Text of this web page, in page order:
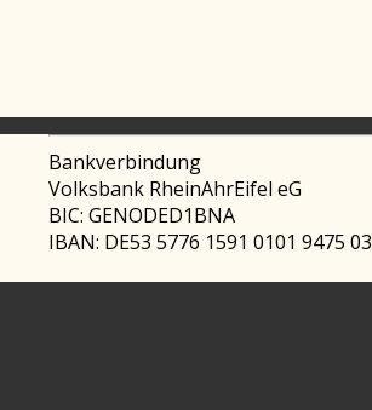
Bankverbindung
Volksbank RheinAhrEifel eG
BIC: GENODED1BNA
IBAN: DE53 5776 1591 0101 9475 03